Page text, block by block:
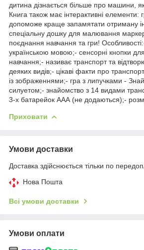
дитина дізнається більше про машини,
Книга також має інтерактивні елементи:
допоможе краще запамятати отриману
спеціальну дошку для малювання
поєднання навчання та гри!
українською мовою;- сенсорні кнопки
навчання;- називає транспорт та
деяких видів;- цікаві факти про
із зображеннями;- гра з липучками -
силуетом;- знайомство з 14 видами
3-х батарейок ААА (не додаються);-
Приховати
Умови доставки
Доставка здійснюється тільки по
Нова Пошта
Всі умови доставки
Умови оплати